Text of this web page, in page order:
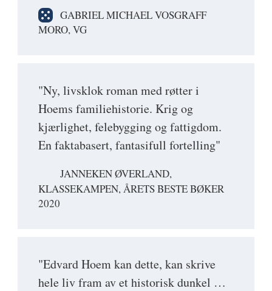
GABRIEL MICHAEL VOSGRAFF
MORO, VG
"Ny, livsklok roman med røtter i
Hoems familiehistorie. Krig og
kjærlighet, felebygging og fattigdom.
En faktabasert, fantasifull fortelling"
JANNEKEN ØVERLAND,
KLASSEKAMPEN, ÅRETS BESTE BØKER
2020
"Edvard Hoem kan dette, kan skrive
hele liv fram av et historisk dunkel …